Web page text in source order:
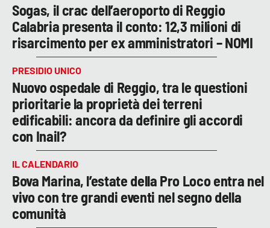
Sogas, il crac dell’aeroporto di Reggio
Calabria presenta il conto: 12,3 milioni di
risarcimento per ex amministratori – NOMI
PRESIDIO UNICO
Nuovo ospedale di Reggio, tra le questioni
prioritarie la proprietà dei terreni
edificabili: ancora da definire gli accordi
con Inail?
IL CALENDARIO
Bova Marina, l’estate della Pro Loco entra nel
vivo con tre grandi eventi nel segno della
comunità